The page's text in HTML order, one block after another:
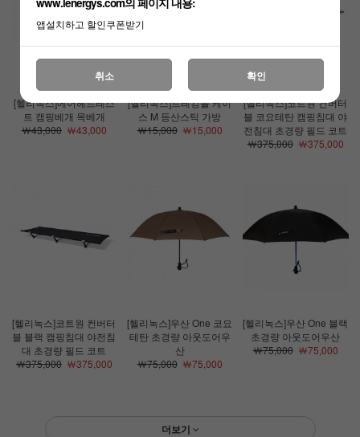
[헬리녹스]에어헤드레스
트 캠핑베개 목베개
￦43,000￦43,000
[헬리녹스]트레킹폴 케이
스 M 등산스틱 가방
￦15,000￦15,000
[헬리녹스]코트원 컨버터
블 코요테탄 캠핑침대 야
전침대 초경량 필드 코트
￦375,000￦375,000
[헬리녹스]코트원 컨버터
블 블랙 캠핑침대 야전침
대 초경량 필드 코트
￦375,000￦375,000
[헬리녹스]우산 One 코요
테탄 초경량 아웃도어우
산
￦75,000￦75,000
[헬리녹스]우산 One 블랙
초경량 아웃도어우산
￦75,000￦75,000
더보기
앱설치하고 할인쿠폰받기
취소 확인